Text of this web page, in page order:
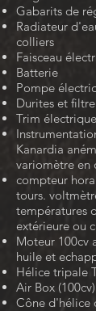
Gabarits de
Radiateur
colliers
Faisceau
Batterie
Pompe
Durites et
Trim électrique
Kanardia
variomètre en
compteur
tours.
températures
extérieure ou
Moteur 100cv
huile et
Hélice tripale
Air Box (100cv)
Cône d'hélice